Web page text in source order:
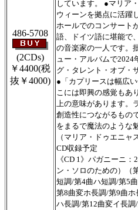
486-5708
(2CDs)
￥4400(税
抜￥4000)
しています。 ●マリア
ウィーンを拠点に活躍
ホールでのコンサート
語、ドイツ語に堪能で
の音楽家の一人です。
ュー・アルバムで2024
グ・タレント・オブ・
●「カプリースは幅広
こには即興の感覚もあ
上の意味があります。
創造性につながるもの
をまるで魔法のような
（マリア・ドゥエニャ
CD収録予定
《CD 1》パガニーニ
ン・ソロのための）（
短調/第4曲ハ短調/第5
第8曲変ホ長調/第9曲
ハ長調/第12曲変イ長